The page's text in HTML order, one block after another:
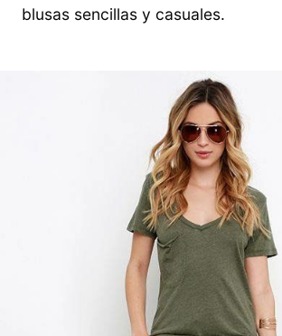
blusas sencillas y casuales.